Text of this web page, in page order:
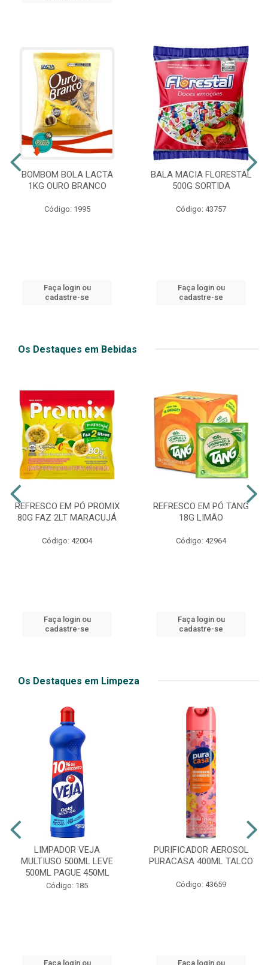
BOMBOM BOLA LACTA
1KG OURO BRANCO
Código: 1995
Faça login ou
cadastre-se
BALA MACIA FLORESTAL
500G SORTIDA
Código: 43757
Faça login ou
cadastre-se
Os Destaques em Bebidas
REFRESCO EM PÓ PROMIX
80G FAZ 2LT MARACUJÁ
Código: 42004
Faça login ou
cadastre-se
REFRESCO EM PÓ TANG
18G LIMÃO
Código: 42964
Faça login ou
cadastre-se
Os Destaques em Limpeza
LIMPADOR VEJA
MULTIUSO 500ML LEVE
500ML PAGUE 450ML
Código: 185
Faça login ou
PURIFICADOR AEROSOL
PURACASA 400ML TALCO
Código: 43659
Faça login ou